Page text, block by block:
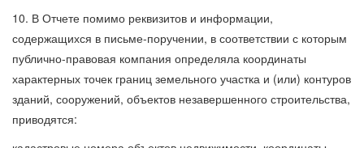
10. В Отчете помимо реквизитов и информации,
содержащихся в письме-поручении, в соответствии с которым
публично-правовая компания определяла координаты
характерных точек границ земельного участка и (или) контуров
зданий, сооружений, объектов незавершенного строительства,
приводятся: